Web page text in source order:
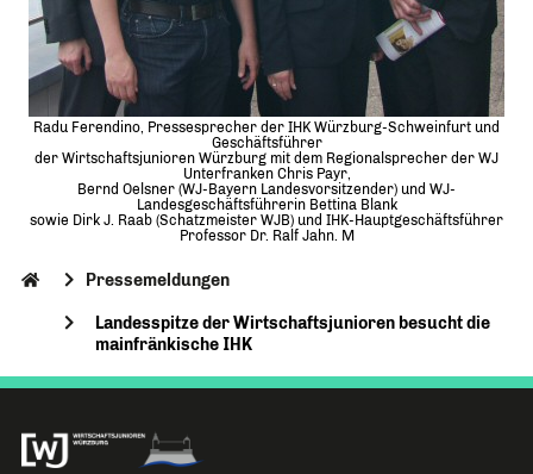
Radu Ferendino, Pressesprecher der IHK Würzburg-Schweinfurt und
Geschäftsführer
der Wirtschaftsjunioren Würzburg mit dem Regionalsprecher der WJ
Unterfranken Chris Payr,
Bernd Oelsner (WJ-Bayern Landesvorsitzender) und WJ-
Landesgeschäftsführerin Bettina Blank
sowie Dirk J. Raab (Schatzmeister WJB) und IHK-Hauptgeschäftsführer
Professor Dr. Ralf Jahn. M
Pressemeldungen
Landesspitze der Wirtschaftsjunioren besucht die
mainfränkische IHK